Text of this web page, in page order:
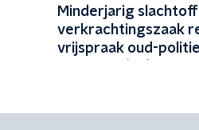
Minderjarig
verkrachtingszaak
vrijspraak oud-